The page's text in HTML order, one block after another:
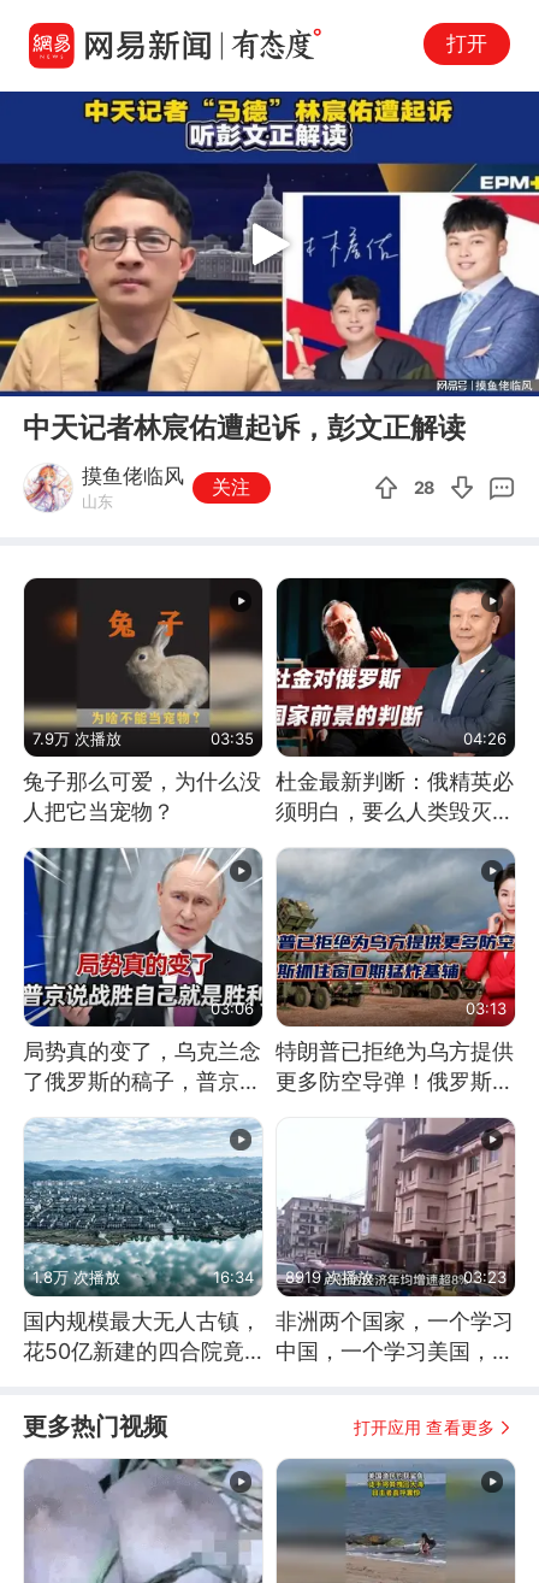
打开
00:00 03:22
Play
中天记者林宸佑遭起诉，彭文正解读
摸鱼佬临风
山东
关注 28
7.9万 次播放 03:35
兔子那么可爱，为什么没
人把它当宠物？
04:26
杜金最新判断：俄精英必
须明白，要么人类毁灭，
要么俄毁灭
03:06
局势真的变了，乌克兰念
了俄罗斯的稿子，普京说
03:13
特朗普已拒绝为乌方提供
更多防空导弹！俄罗斯抓
1.8万 次播放 16:34
国内规模最大无人古镇，
花50亿新建的四合院竟
8919 次播放 03:23
非洲两个国家，一个学习
中国，一个学习美国，结
更多热门视频 打开应用 查看更多